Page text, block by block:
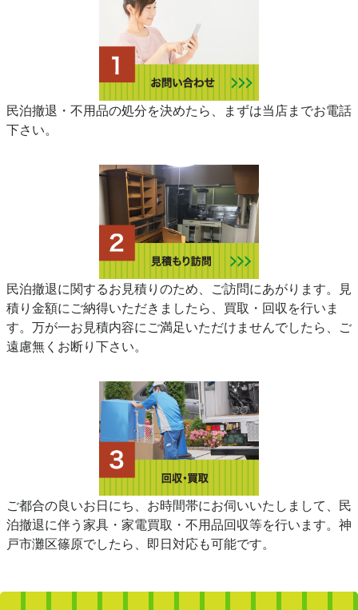
民泊撤退・不用品の処分を決めたら、まずは当店までお電話
下さい。
民泊撤退に関するお見積りのため、ご訪問にあがります。見
積り金額にご納得いただきましたら、買取・回収を行いま
す。万が一お見積内容にご満足いただけませんでしたら、ご
遠慮無くお断り下さい。
ご都合の良いお日にち、お時間帯にお伺いいたしまして、民
泊撤退に伴う家具・家電買取・不用品回収等を行います。神
戸市灘区篠原でしたら、即日対応も可能です。